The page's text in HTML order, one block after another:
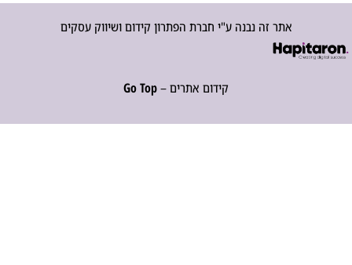
אתר זה נבנה ע"י חברת הפתרון קידום ושיווק עסקים
קידום אתרים –Go Top